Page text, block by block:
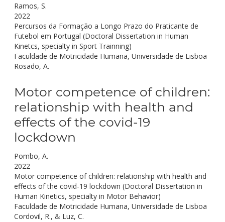
Ramos, S.
2022
Percursos da Formação a Longo Prazo do Praticante de
Futebol em Portugal (Doctoral Dissertation in Human
Kinetcs, specialty in Sport Trainning)
Faculdade de Motricidade Humana, Universidade de Lisboa
Rosado, A.
Motor competence of children:
relationship with health and
effects of the covid-19
lockdown
Pombo, A.
2022
Motor competence of children: relationship with health and
effects of the covid-19 lockdown (Doctoral Dissertation in
Human Kinetics, specialty in Motor Behavior)
Faculdade de Motricidade Humana, Universidade de Lisboa
Cordovil, R., & Luz, C.